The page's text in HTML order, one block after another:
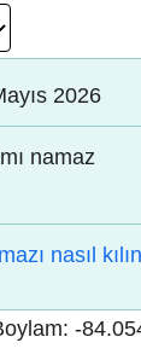
2026
namaz
nasıl
-